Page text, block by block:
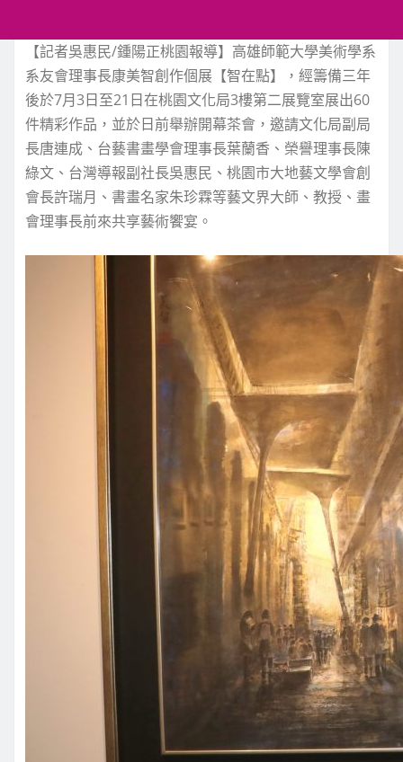
【記者吳惠民/鍾陽正桃園報導】高雄師範大學美術學系
系友會理事長康美智創作個展【智在點】，經籌備三年
後於7月3日至21日在桃園文化局3樓第二展覽室展出60
件精彩作品，並於日前舉辦開幕茶會，邀請文化局副局
長唐連成、台藝書畫學會理事長葉蘭香、榮譽理事長陳
綠文、台灣導報副社長吳惠民、桃園市大地藝文學會創
會長許瑞月、書畫名家朱珍霖等藝文界大師、教授、畫
會理事長前來共享藝術饗宴。